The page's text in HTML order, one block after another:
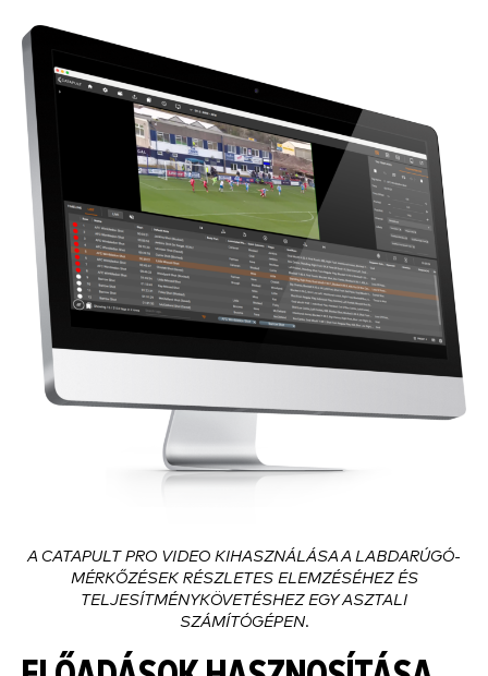
A CATAPULT PRO VIDEO KIHASZNÁLÁSA A LABDARÚGÓ-
MÉRKŐZÉSEK RÉSZLETES ELEMZÉSÉHEZ ÉS
TELJESÍTMÉNYKÖVETÉSHEZ EGY ASZTALI
SZÁMÍTÓGÉPEN.